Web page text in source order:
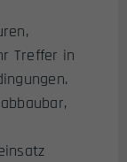
Treffer in